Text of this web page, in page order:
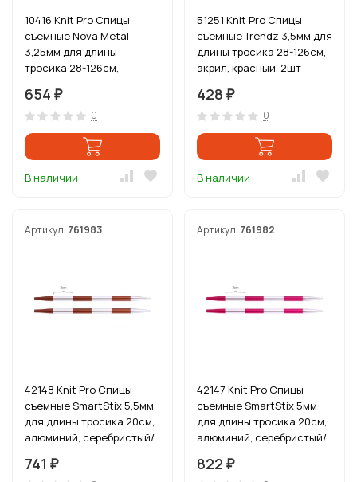
10416 Knit Pro Спицы
съемные Nova Metal
3,25мм для длины
тросика 28-126см,
серебристый, 2шт
654 ₽
0
В наличии
51251 Knit Pro Спицы
съемные Trendz 3,5мм для
длины тросика 28-126см,
акрил, красный, 2шт
428 ₽
0
В наличии
Артикул: 761983
42148 Knit Pro Спицы
съемные SmartStix 5,5мм
для длины тросика 20см,
алюминий, серебристый/
741 ₽
Артикул: 761982
42147 Knit Pro Спицы
съемные SmartStix 5мм
для длины тросика 20см,
алюминий, серебристый/
822 ₽